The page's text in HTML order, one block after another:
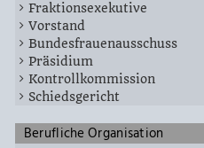
Fraktionsexekutive
Vorstand
Bundesfrauenausschuss
Präsidium
Kontrollkommission
Schiedsgericht
Berufliche Organisation